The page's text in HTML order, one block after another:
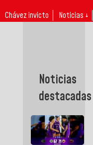
Chávez invicto Noticias ↓
Noticias
destacadas